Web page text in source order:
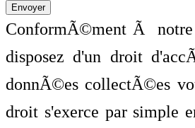
ConformÃ©ment Ã notre
disposez d'un droit
donnÃ©es collectÃ©es
droit s'exerce par